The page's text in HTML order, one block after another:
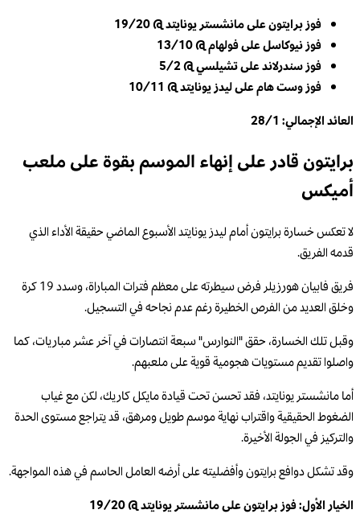
فوز برايتون على مانشستر يونايتد @ 19/20
فوز نيوكاسل على فولهام @ 13/10
فوز سندرلاند على تشيلسي @ 5/2
فوز وست هام على ليدز يونايتد @ 10/11
العائد الإجمالي: 28/1
برايتون قادر على إنهاء الموسم بقوة على ملعب
أميكس
لا تعكس خسارة برايتون أمام ليدز يونايتد الأسبوع الماضي حقيقة الأداء الذي
قدمه الفريق.
فريق فابيان هورزيلر فرض سيطرته على معظم فترات المباراة، وسدد 19 كرة
وخلق العديد من الفرص الخطيرة رغم عدم نجاحه في التسجيل.
وقبل تلك الخسارة، حقق "النوارس" سبعة انتصارات في آخر عشر مباريات، كما
واصلوا تقديم مستويات هجومية قوية على ملعبهم.
أما مانشستر يونايتد، فقد تحسن تحت قيادة مايكل كاريك، لكن مع غياب
الضغوط الحقيقية واقتراب نهاية موسم طويل ومرهق، قد يتراجع مستوى الحدة
والتركيز في الجولة الأخيرة.
وقد تشكل دوافع برايتون وأفضليته على أرضه العامل الحاسم في هذه المواجهة.
الخيار الأول: فوز برايتون على مانشستر يونايتد @ 19/20